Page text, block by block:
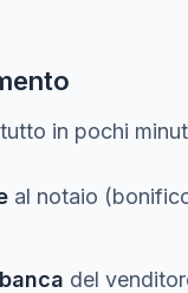
in pochi
al notaio
del